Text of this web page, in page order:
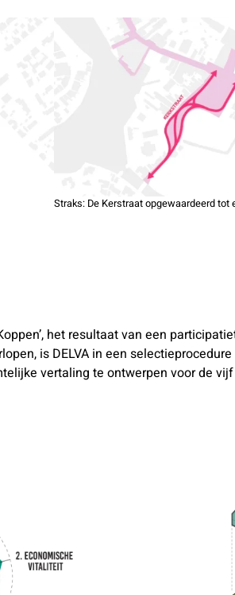
Straks: De Kerstraat opgewaardeerd tot
het resultaat van een
is DELVA in een
vertaling te ontwerpen voor de